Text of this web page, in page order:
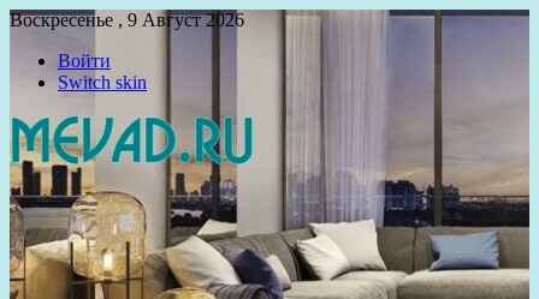
Воскресенье , 9 Август 2026
Войти
Switch skin